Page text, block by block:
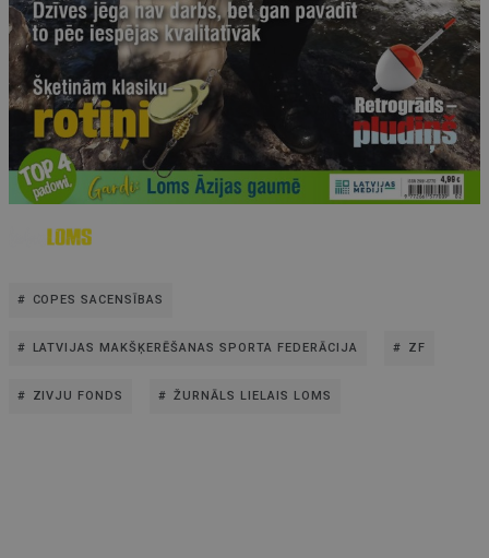
COPES SACENSĪBAS
LATVIJAS MAKŠĶERĒŠANAS SPORTA FEDERĀCIJA ZF
ZIVJU FONDS ŽURNĀLS LIELAIS LOMS